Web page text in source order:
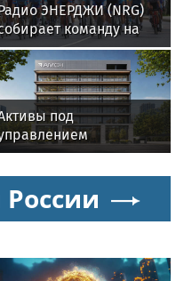
ЭНЕРДЖИ (NRG)
команду на
de Russie в
под
AMCH
$50 млн